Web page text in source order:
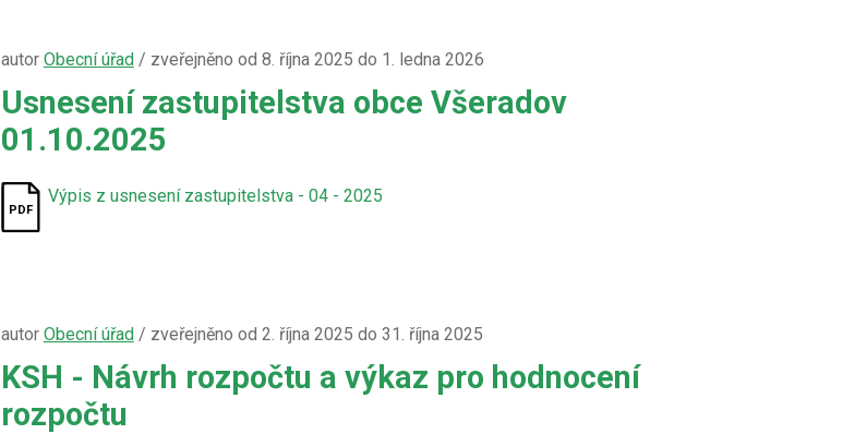
autor Obecní úřad/ zveřejněno od 8. října 2025 do 1. ledna 2026
Usnesení zastupitelstva obce Všeradov
01.10.2025
Výpis z usnesení zastupitelstva - 04 - 2025
autor Obecní úřad/ zveřejněno od 2. října 2025 do 31. října 2025
KSH - Návrh rozpočtu a výkaz pro hodnocení
rozpočtu